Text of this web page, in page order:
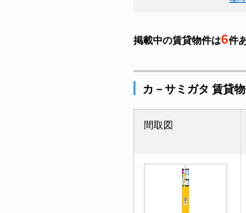
掲載中の賃貸物件は6件
カ－サミガタ 賃貸
間取図